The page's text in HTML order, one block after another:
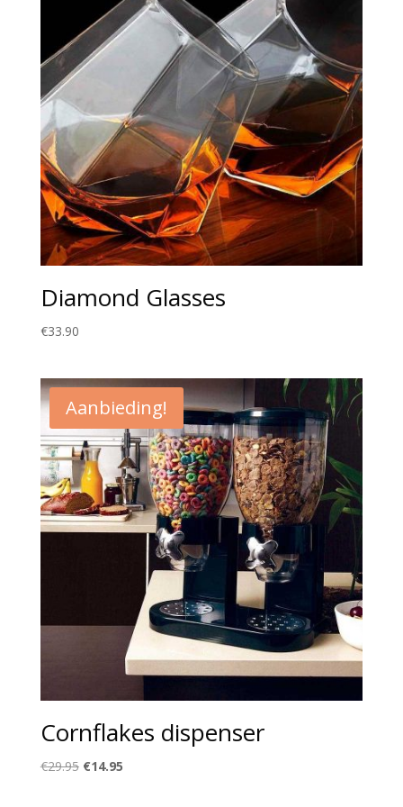
Diamond Glasses
€33.90
Aanbieding!
Cornflakes dispenser
€29.95 Oorspronkelijke
€14.95Huidige